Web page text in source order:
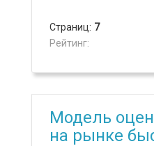
Страниц: 7
Рейтинг:
Модель
на рынке